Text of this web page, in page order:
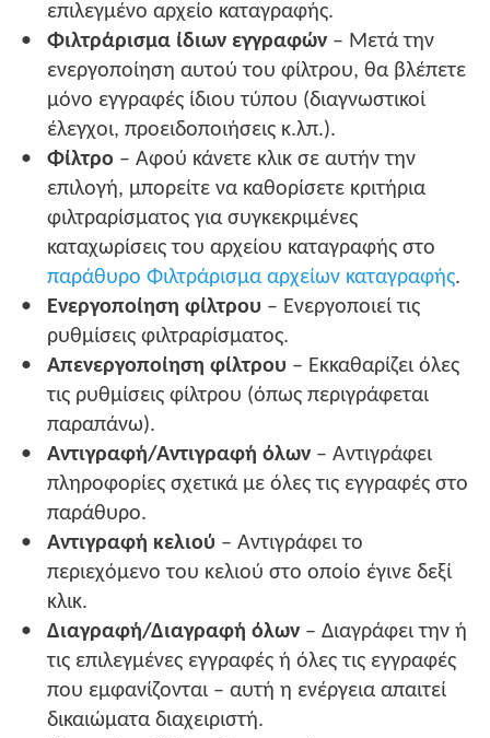
επιλεγμένο αρχείο καταγραφής.
Φιλτράρισμα ίδιων εγγραφών – Μετά την
ενεργοποίηση αυτού του φίλτρου, θα βλέπετε
μόνο εγγραφές ίδιου τύπου (διαγνωστικοί
έλεγχοι, προειδοποιήσεις κ.λπ.).
Φίλτρο – Αφού κάνετε κλικ σε αυτήν την
επιλογή, μπορείτε να καθορίσετε κριτήρια
φιλτραρίσματος για συγκεκριμένες
καταχωρίσεις του αρχείου καταγραφής στο
παράθυρο Φιλτράρισμα αρχείων καταγραφής.
Ενεργοποίηση φίλτρου – Ενεργοποιεί τις
ρυθμίσεις φιλτραρίσματος.
Απενεργοποίηση φίλτρου – Εκκαθαρίζει όλες
τις ρυθμίσεις φίλτρου (όπως περιγράφεται
παραπάνω).
Αντιγραφή/Αντιγραφή όλων – Αντιγράφει
πληροφορίες σχετικά με όλες τις εγγραφές στο
παράθυρο.
Αντιγραφή κελιού – Αντιγράφει το
περιεχόμενο του κελιού στο οποίο έγινε δεξί
κλικ.
Διαγραφή/Διαγραφή όλων – Διαγράφει την ή
τις επιλεγμένες εγγραφές ή όλες τις εγγραφές
που εμφανίζονται – αυτή η ενέργεια απαιτεί
δικαιώματα διαχειριστή.